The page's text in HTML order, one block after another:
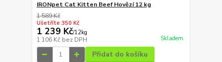
IRONpet Cat Kitten Beef Hovězí 12 kg
1 589 Kč
Ušetříte 350 Kč
1 239 Kč/12kg
1 106 Kč bez DPH Skladem
Přidat do košíku